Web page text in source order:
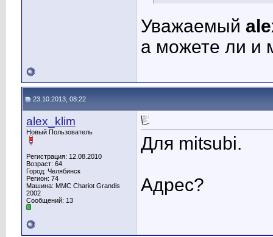
Уважаемый
а можете ли и
23.10.2013, 08:22
alex_klim
Новый Пользователь
Регистрация: 12.08.2010
Возраст: 64
Город: Челябинск
Регион: 74
Машина: MMC Chariot Grandis
2002
Сообщений: 13
Для mitsubi.
Адрес?